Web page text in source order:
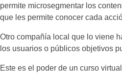
permite microsegmentar los
que les permite conocer cada
Otro compañía local que lo viene
los usuarios o públicos objetivos
Este es el poder de un curso